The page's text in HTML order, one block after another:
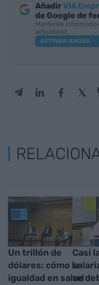
AñadirVIA
de Google de
Mantente informado
actualidad
ACTIVAR AHORA
Un trillón de
dólares: cómo la
igualdad en salud
Casi
se